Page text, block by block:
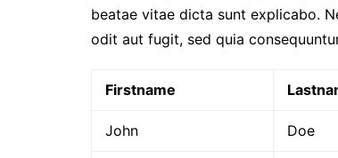
beatae vitae dicta sunt explicabo.
odit aut fugit, sed quia
Firstname
John Doe